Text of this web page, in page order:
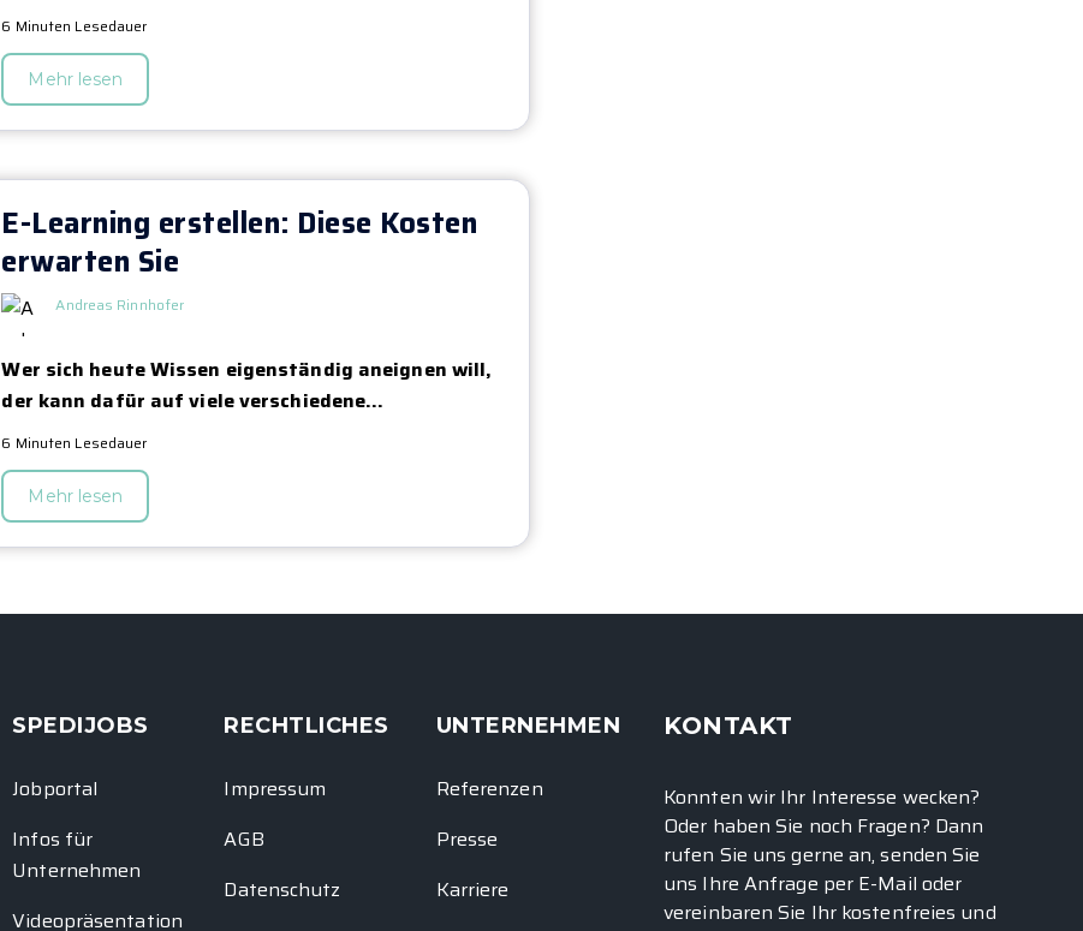
6 Minuten Lesedauer
Mehr lesen
E-Learning erstellen: Diese Kosten
erwarten Sie
Andreas Rinnhofer
Wer sich heute Wissen eigenständig aneignen will,
der kann dafür auf viele verschiedene...
6 Minuten Lesedauer
Mehr lesen
SPEDIJOBS
Jobportal
Infos für
Unternehmen
Videopräsentation
RECHTLICHES
Impressum
AGB
Datenschutz
UNTERNEHMEN
Referenzen
Presse
Karriere
KONTAKT
Konnten wir Ihr Interesse wecken?
Oder haben Sie noch Fragen? Dann
rufen Sie uns gerne an, senden Sie
uns Ihre Anfrage per E-Mail oder
vereinbaren Sie Ihr kostenfreies und